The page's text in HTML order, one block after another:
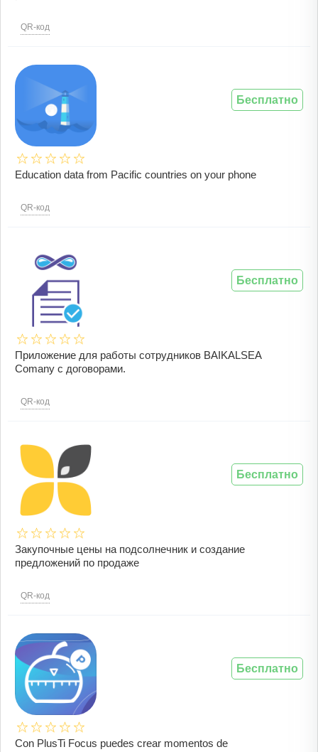
QR-код
Education data from Pacific countries on your phone
QR-код
Бесплатно
Приложение для работы сотрудников BAIKALSEA
Comany с договорами.
QR-код
Бесплатно
Закупочные цены на подсолнечник и создание
предложений по продаже
QR-код
Бесплатно
Con PlusTi Focus puedes crear momentos de
Бесплатно